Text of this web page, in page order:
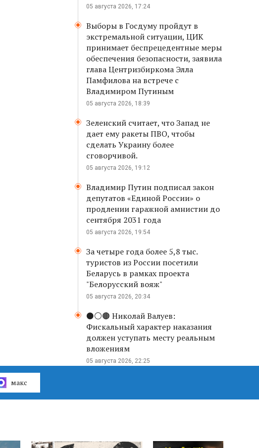
05 августа 2026, 17:24
Выборы в Госдуму пройдут в
экстремальной ситуации, ЦИК
принимает беспрецедентные меры
обеспечения безопасности, заявила
глава Центризбиркома Элла
Памфилова на встрече с
Владимиром Путиным
05 августа 2026, 18:39
Зеленский считает, что Запад не
дает ему ракеты ПВО, чтобы
сделать Украину более
сговорчивой.
05 августа 2026, 19:12
Владимир Путин подписал закон
депутатов «Единой России» о
продлении гаражной амнистии до
сентября 2031 года
05 августа 2026, 19:54
За четыре года более 5,8 тыс.
туристов из России посетили
Беларусь в рамках проекта
"Белорусский вояж"
05 августа 2026, 20:34
⚫️⚪️🟤 Николай Валуев:
Фискальный характер наказания
должен уступать месту реальным
вложениям
05 августа 2026, 22:25
макс